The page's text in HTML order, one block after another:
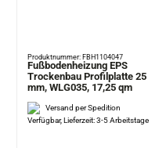
Produktnummer: FBH1104047
Fußbodenheizung EPS
Trockenbau Profilplatte 25
mm, WLG035, 17,25 qm
Versand per Spedition
Verfügbar, Lieferzeit: 3-5 Arbeitstage